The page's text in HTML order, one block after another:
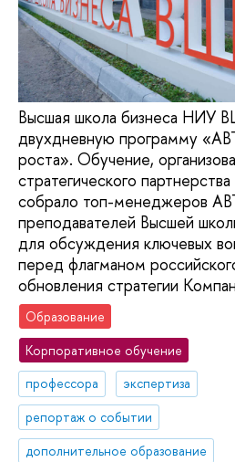
Высшая школа бизнеса НИУ
двухдневную программу
роста». Обучение,
стратегического
собрало топ-менеджеров
преподавателей Высшей
для обсуждения ключевых
перед флагманом
обновления стратегии
Образование
Корпоративное обучение
профессора
экспертиза
репортаж о событии
дополнительное образование